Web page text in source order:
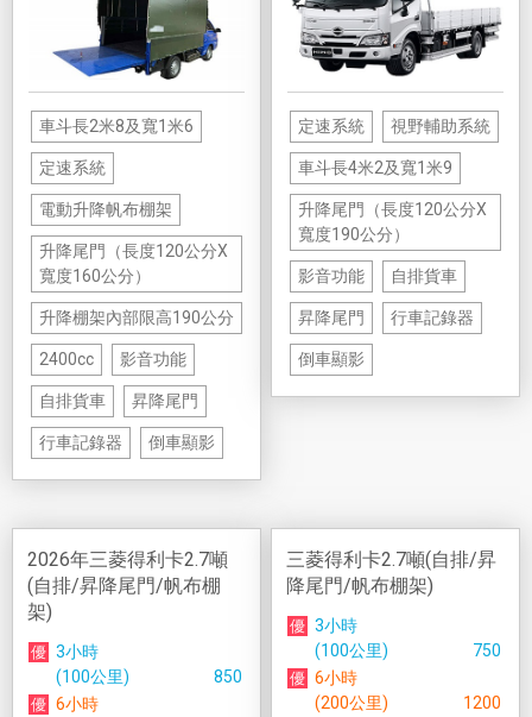
車斗長2米8及寬1米6
定速系統
電動升降帆布棚架
升降尾門（長度120公分X
寬度160公分）
升降棚架內部限高190公分
2400cc 影音功能
自排貨車 昇降尾門
行車記錄器 倒車顯影
定速系統 視野輔助系統
車斗長4米2及寬1米9
升降尾門（長度120公分X
寬度190公分）
影音功能 自排貨車
昇降尾門 行車記錄器
倒車顯影
2026年三菱得利卡2.7噸
(自排/昇降尾門/帆布棚
架)
3小時
(100公里)
850
6小時
三菱得利卡2.7噸(自排/昇
降尾門/帆布棚架)
3小時
(100公里)
750
6小時
(200公里)
1200